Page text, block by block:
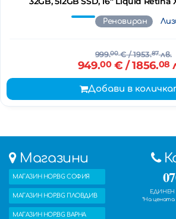
Реновиран
999.00€/ 1953.87лв.
949.00€ / 1856.08
Добави в
Магазини
МАГАЗИН HOP.BG СОФИЯ
МАГАЗИН HOP.BG ПЛОВДИВ
МАГАЗИН HOP.BG ВАРНА
ЕДИНЕН
*На цената